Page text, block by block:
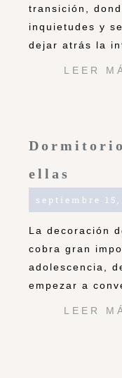
transición,
inquietudes y
dejar atrás la
LEER
ellas
septiembre 15,
La decoración
cobra gran
adolescencia,
empezar a
LEER